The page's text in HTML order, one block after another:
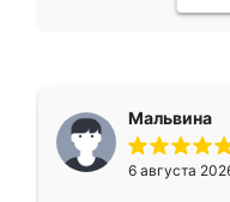
Мальвина
6 августа